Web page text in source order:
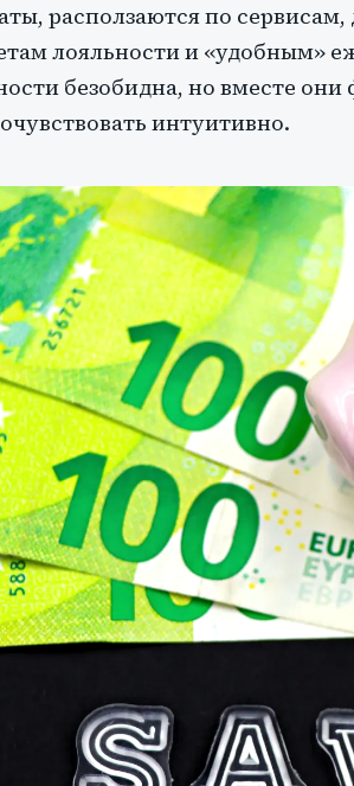
расползаются по
лояльности и «удобным»
безобидна, но вместе
интуитивно.